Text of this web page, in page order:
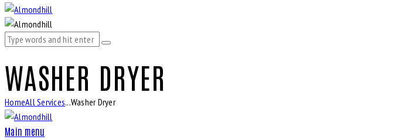
WASHER DRYER
HomeAll Services...Washer Dryer
Main menu